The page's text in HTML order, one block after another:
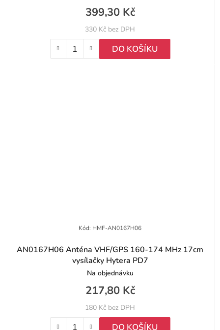
330 Kč bez DPH
399,30 Kč
DO KOŠÍKU
AN0167H06 Anténa VHF/GPS 160-174 MHz 17cm
vysílačky Hytera PD7
Na objednávku
180 Kč bez DPH
217,80 Kč
DO KOŠÍKU
Kód: HMF-AN0167H06